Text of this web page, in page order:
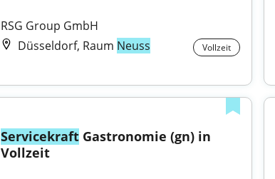
RSG Group GmbH
Düsseldorf, Raum Neuss Vollzeit
Servicekraft Gastronomie (gn) in
Vollzeit